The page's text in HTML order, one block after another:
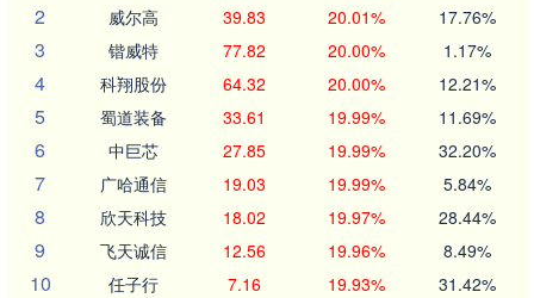
2 威尔高 39.83 20.01% 17.76%
3 锴威特 77.82 20.00% 1.17%
4 科翔股份 64.32 20.00% 12.21%
5 蜀道装备 33.61 19.99% 11.69%
6 中巨芯 27.85 19.99% 32.20%
7 广哈通信 19.03 19.99% 5.84%
8 欣天科技 18.02 19.97% 28.44%
9 飞天诚信 12.56 19.96% 8.49%
10 任子行 7.16 19.93% 31.42%